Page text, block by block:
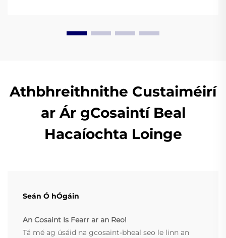
Athbhreithnithe Custaiméirí
ar Ár gCosaintí Beal
Hacaíochta Loinge
Seán Ó hÓgáin
An Cosaint Is Fearr ar an Reo!
Tá mé ag úsáid na gcosaint-bheal seo le linn an